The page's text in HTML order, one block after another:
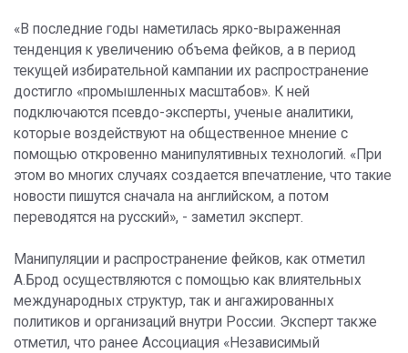
«В последние годы наметилась ярко-выраженная
тенденция к увеличению объема фейков, а в период
текущей избирательной кампании их распространение
достигло «промышленных масштабов». К ней
подключаются псевдо-эксперты, ученые аналитики,
которые воздействуют на общественное мнение с
помощью откровенно манипулятивных технологий. «При
этом во многих случаях создается впечатление, что такие
новости пишутся сначала на английском, а потом
переводятся на русский», - заметил эксперт.
Манипуляции и распространение фейков, как отметил
А.Брод осуществляются с помощью как влиятельных
международных структур, так и ангажированных
политиков и организаций внутри России. Эксперт также
отметил, что ранее Ассоциация «Независимый